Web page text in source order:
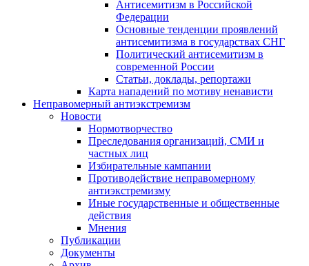
Антисемитизм в Российской
Федерации
Основные тенденции проявлений
антисемитизма в государствах СНГ
Политический антисемитизм в
современной России
Статьи, доклады, репортажи
Карта нападений по мотиву ненависти
Неправомерный антиэкстремизм
Новости
Нормотворчество
Преследования организаций, СМИ и
частных лиц
Избирательные кампании
Противодействие неправомерному
антиэкстремизму
Иные государственные и общественные
действия
Мнения
Публикации
Документы